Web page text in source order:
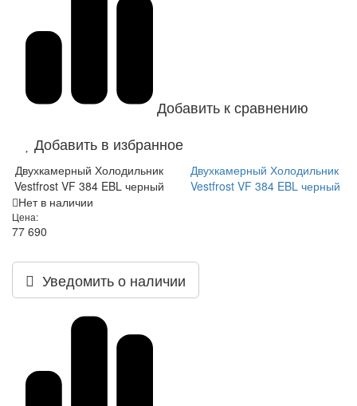
Добавить к сравнению
Добавить в избранное
Двухкамерный Холодильник
Vestfrost VF 384 EBL черный
Двухкамерный Холодильник
Vestfrost VF 384 EBL черный
Нет в наличии
Цена:
77 690
Уведомить о наличии